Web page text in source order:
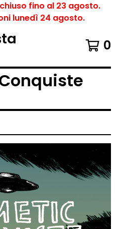
fino al 23 agosto.
lunedì 24 agosto.
0